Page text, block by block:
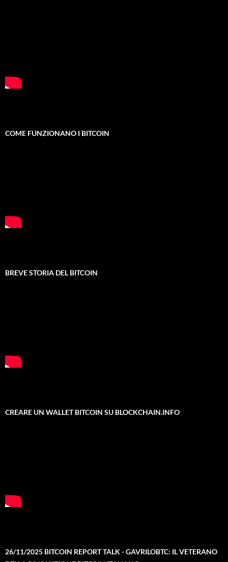
COME FUNZIONANO I BITCOIN
BREVE STORIA DEL BITCOIN
CREARE UN WALLET BITCOIN SU BLOCKCHAIN.INFO
26/11/2025 BITCOIN REPORT TALK - GAVRILOBTC: IL VETERANO